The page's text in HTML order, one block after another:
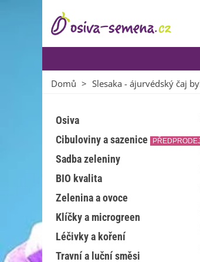
Domů > Slesaka - ájurvédský čaj
Osiva
Cibuloviny a sazenice
PŘEDPRODEJ
Sadba zeleniny
BIO kvalita
Zelenina a ovoce
Klíčky a microgreen
Léčivky a koření
Travní a luční směsi